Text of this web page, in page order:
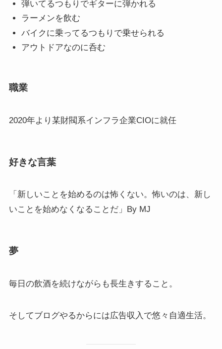
弾いてるつもりでギターに弾かれる
ラーメンを飲む
バイクに乗ってるつもりで乗せられる
アウトドアなのに呑む
職業
2020年より某財閥系インフラ企業CIOに就任
好きな言葉
「新しいことを始めるのは怖くない。怖いのは、新し
いことを始めなくなることだ」By MJ
夢
毎日の飲酒を続けながらも長生きすること。
そしてブログやるからには広告収入で悠々自適生活。